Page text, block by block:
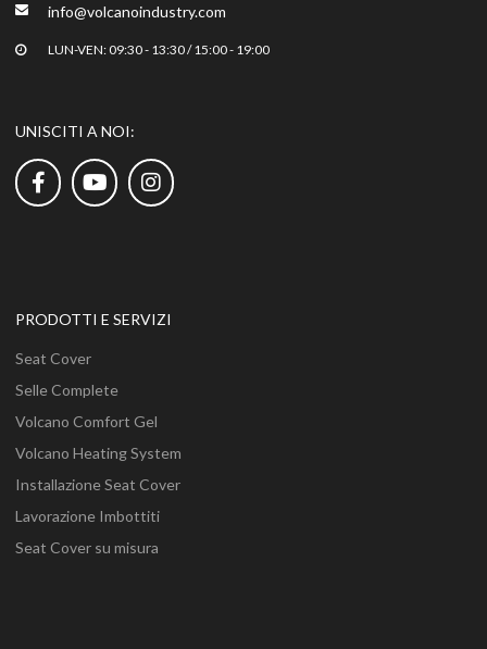
info@volcanoindustry.com
LUN-VEN: 09:30 - 13:30 / 15:00 - 19:00
UNISCITI A NOI:
PRODOTTI E SERVIZI
Seat Cover
Selle Complete
Volcano Comfort Gel
Volcano Heating System
Installazione Seat Cover
Lavorazione Imbottiti
Seat Cover su misura